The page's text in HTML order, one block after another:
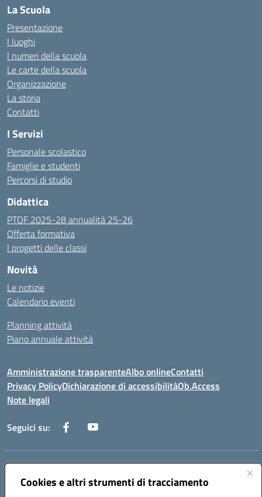
Cookies e altri strumenti di tracciamento
La Scuola
Presentazione
I luoghi
I numeri della scuola
Le carte della scuola
Organizzazione
La storia
Contatti
I Servizi
Personale scolastico
Famiglie e studenti
Percorsi di studio
Didattica
PTOF 2025-28 annualità 25-26
Offerta formativa
I progetti delle classi
Novità
Le notizie
Calendario eventi
Planning attività
Piano annuale attività
Amministrazione trasparenteAlbo onlineContatti
Privacy PolicyDichiarazione di accessibilitàOb.Access
Note legali
Seguici su:
Indirizzo:
Centralino:0733/815931 - 0733/784180